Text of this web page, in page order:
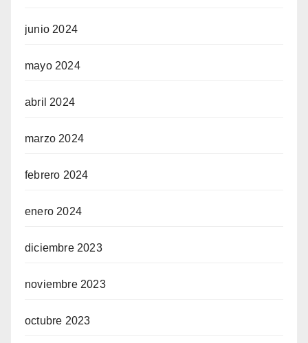
junio 2024
mayo 2024
abril 2024
marzo 2024
febrero 2024
enero 2024
diciembre 2023
noviembre 2023
octubre 2023